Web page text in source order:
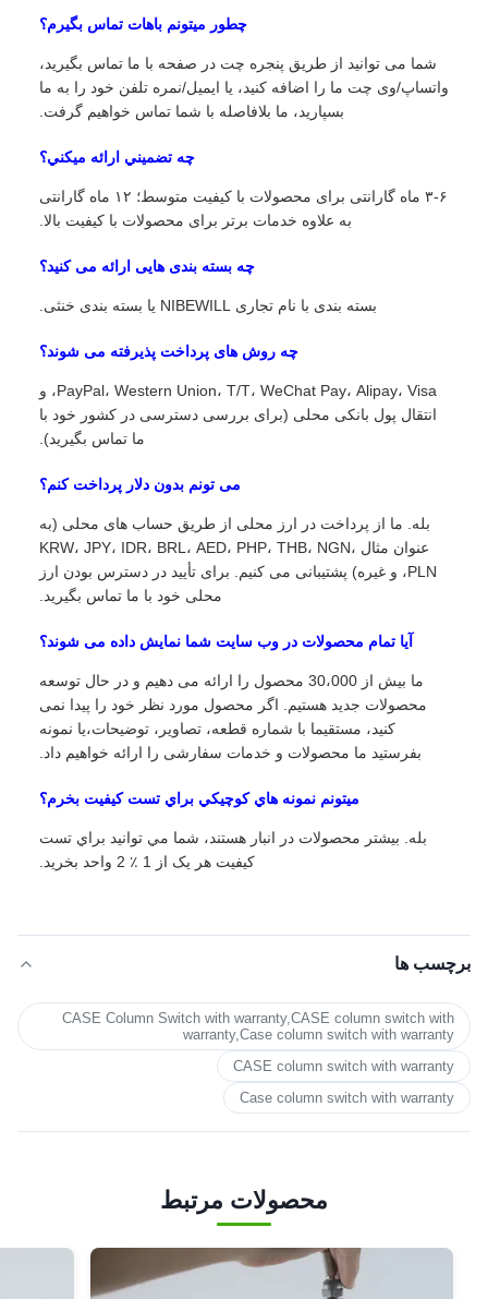
چطور ميتونم باهات تماس بگيرم؟
شما می توانید از طریق پنجره چت در صفحه با ما تماس بگیرید،
واتساپ/وی چت ما را اضافه کنید، یا ایمیل/نمره تلفن خود را به ما
بسپارید، ما بلافاصله با شما تماس خواهیم گرفت.
چه تضميني ارائه ميکني؟
۳-۶ ماه گارانتی برای محصولات با کیفیت متوسط؛ ۱۲ ماه گارانتی
به علاوه خدمات برتر برای محصولات با کیفیت بالا.
چه بسته بندی هایی ارائه می کنید؟
بسته بندی با نام تجاری NIBEWILL یا بسته بندی خنثی.
چه روش های پرداخت پذیرفته می شوند؟
PayPal، Western Union، T/T، WeChat Pay، Alipay، Visa، و
انتقال پول بانکی محلی (برای بررسی دسترسی در کشور خود با
ما تماس بگیرید).
می تونم بدون دلار پرداخت کنم؟
بله. ما از پرداخت در ارز محلی از طریق حساب های محلی (به
عنوان مثال KRW، JPY، IDR، BRL، AED، PHP، THB، NGN،
PLN، و غیره) پشتیبانی می کنیم. برای تأیید در دسترس بودن ارز
محلی خود با ما تماس بگیرید.
آیا تمام محصولات در وب سایت شما نمایش داده می شوند؟
ما بیش از 30،000 محصول را ارائه می دهیم و در حال توسعه
محصولات جدید هستیم. اگر محصول مورد نظر خود را پیدا نمی
کنید، مستقیما با شماره قطعه، تصاویر، توضیحات،یا نمونه
بفرستید ما محصولات و خدمات سفارشی را ارائه خواهیم داد.
ميتونم نمونه هاي کوچيکي براي تست کيفيت بخرم؟
بله. بيشتر محصولات در انبار هستند، شما مي توانيد براي تست
کيفيت هر يک از 1 ٪ 2 واحد بخريد.
برچسب ها
CASE Column Switch with warranty,CASE column switch with
warranty,Case column switch with warranty
CASE column switch with warranty
Case column switch with warranty
محصولات مرتبط